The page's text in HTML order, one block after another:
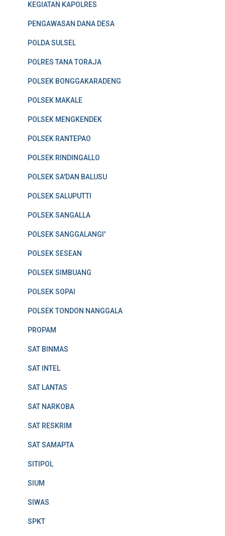
KEGIATAN KAPOLRES
PENGAWASAN DANA DESA
POLDA SULSEL
POLRES TANA TORAJA
POLSEK BONGGAKARADENG
POLSEK MAKALE
POLSEK MENGKENDEK
POLSEK RANTEPAO
POLSEK RINDINGALLO
POLSEK SA'DAN BALUSU
POLSEK SALUPUTTI
POLSEK SANGALLA
POLSEK SANGGALANGI'
POLSEK SESEAN
POLSEK SIMBUANG
POLSEK SOPAI
POLSEK TONDON NANGGALA
PROPAM
SAT BINMAS
SAT INTEL
SAT LANTAS
SAT NARKOBA
SAT RESKRIM
SAT SAMAPTA
SITIPOL
SIUM
SIWAS
SPKT